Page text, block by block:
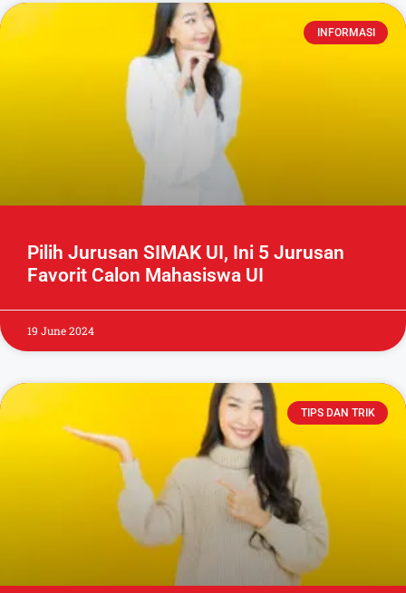
INFORMASI
Pilih Jurusan SIMAK UI, Ini 5 Jurusan
Favorit Calon Mahasiswa UI
19 June 2024
TIPS DAN TRIK